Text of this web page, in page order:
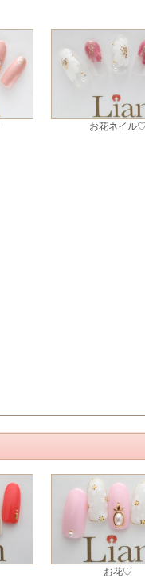
お花ネイル
お花♡